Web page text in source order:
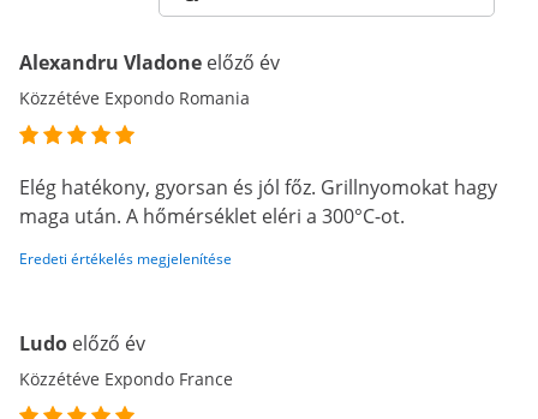
Alexandru Vladone előző év
Közzétéve Expondo Romania
Elég hatékony, gyorsan és jól főz. Grillnyomokat hagy
maga után. A hőmérséklet eléri a 300°C-ot.
Eredeti értékelés megjelenítése
Ludo előző év
Közzétéve Expondo France